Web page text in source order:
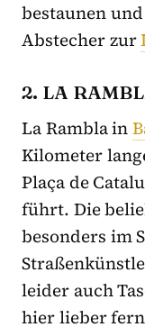
bestaunen
Abstecher zur
2. LA
La Rambla in
Kilometer
Plaça de
führt. Die
besonders im
leider auch
hier lieber